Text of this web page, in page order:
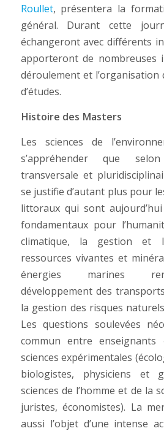
Roullet, présentera la
général. Durant cette
échangeront avec différents
apporteront de nombreuses
déroulement et l’organisation
d’études.
Histoire des Masters
Les sciences de
s’appréhender que
transversale et
se justifie d’autant plus pour
littoraux qui sont
fondamentaux pour
climatique, la gestion et
ressources vivantes et
énergies marines
développement des
la gestion des risques
Les questions soulevées
commun entre enseignants
sciences expérimentales
biologistes, physiciens et
sciences de l’homme et de la
juristes, économistes). La
aussi l’objet d’une intense